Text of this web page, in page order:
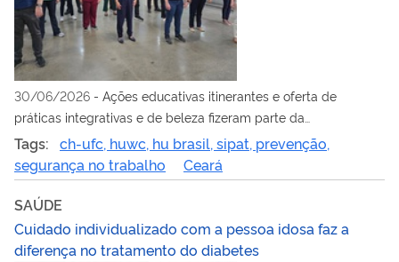
30/06/2026 - Ações educativas itinerantes e oferta de
práticas integrativas e de beleza fizeram parte da
programação
Tags: ch-ufc, huwc, hu brasil, sipat, prevenção,
segurança no trabalho
Ceará
SAÚDE
Cuidado individualizado com a pessoa idosa faz a
diferença no tratamento do diabetes